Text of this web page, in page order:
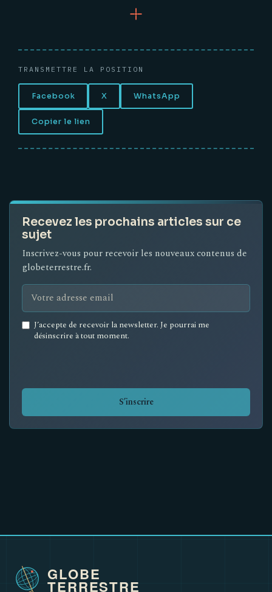
TRANSMETTRE LA POSITION
Facebook X WhatsApp
Copier le lien
Recevez les prochains articles sur ce
sujet
Inscrivez-vous pour recevoir les nouveaux contenus de
globeterrestre.fr.
Email
address
J’accepte de recevoir la newsletter. Je pourrai me
désinscrire à tout moment.
S’inscrire